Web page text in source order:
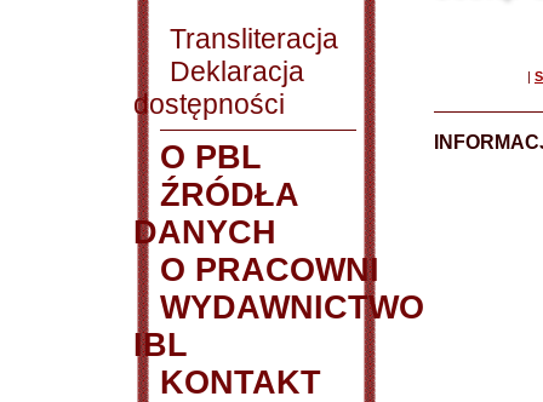
Transliteracja
Deklaracja
dostępności
O PBL
ŹRÓDŁA
DANYCH
O PRACOWNI
WYDAWNICTWO
IBL
KONTAKT
|